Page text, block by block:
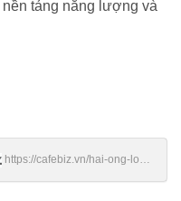
tảng năng lượng và
https://cafebiz.vn/hai-ong-lon-